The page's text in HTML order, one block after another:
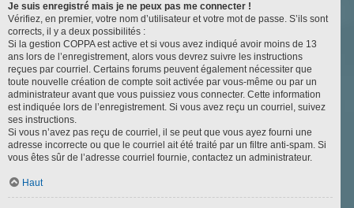
Je suis enregistré mais je ne peux pas me connecter !
Vérifiez, en premier, votre nom d’utilisateur et votre mot de passe. S’ils sont
corrects, il y a deux possibilités :
Si la gestion COPPA est active et si vous avez indiqué avoir moins de 13
ans lors de l’enregistrement, alors vous devrez suivre les instructions
reçues par courriel. Certains forums peuvent également nécessiter que
toute nouvelle création de compte soit activée par vous-même ou par un
administrateur avant que vous puissiez vous connecter. Cette information
est indiquée lors de l’enregistrement. Si vous avez reçu un courriel, suivez
ses instructions.
Si vous n’avez pas reçu de courriel, il se peut que vous ayez fourni une
adresse incorrecte ou que le courriel ait été traité par un filtre anti-spam. Si
vous êtes sûr de l’adresse courriel fournie, contactez un administrateur.
Haut